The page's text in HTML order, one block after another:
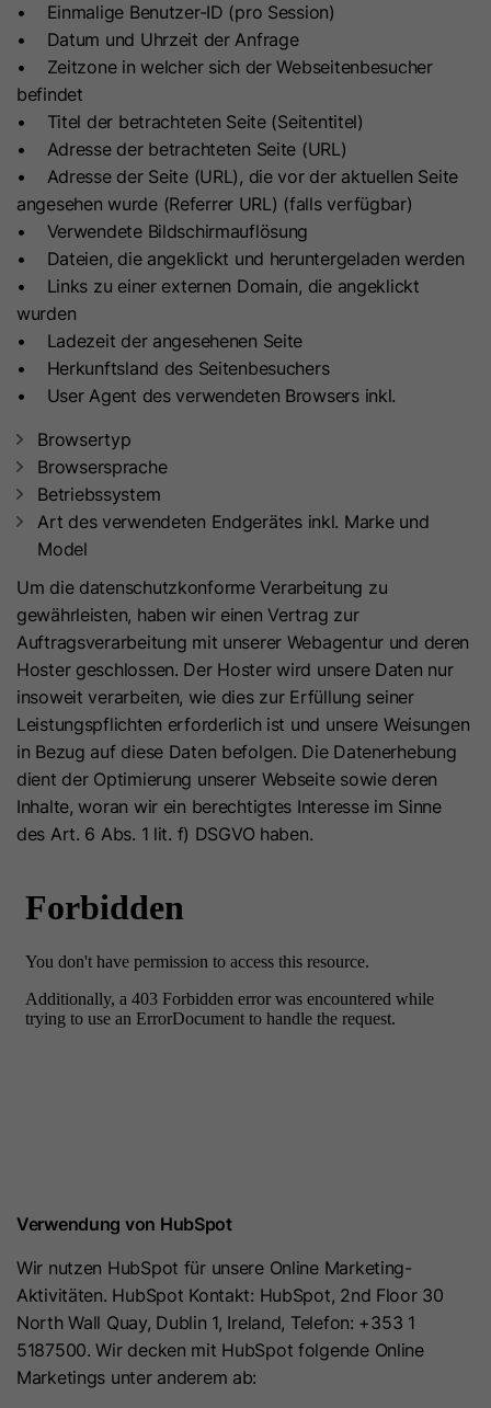
• Einmalige Benutzer-ID (pro Session)
• Datum und Uhrzeit der Anfrage
• Zeitzone in welcher sich der Webseitenbesucher
befindet
• Titel der betrachteten Seite (Seitentitel)
• Adresse der betrachteten Seite (URL)
• Adresse der Seite (URL), die vor der aktuellen Seite
angesehen wurde (Referrer URL) (falls verfügbar)
• Verwendete Bildschirmauflösung
• Dateien, die angeklickt und heruntergeladen werden
• Links zu einer externen Domain, die angeklickt
wurden
• Ladezeit der angesehenen Seite
• Herkunftsland des Seitenbesuchers
• User Agent des verwendeten Browsers inkl.
Browsertyp
Browsersprache
Betriebssystem
Art des verwendeten Endgerätes inkl. Marke und
Model
Um die datenschutzkonforme Verarbeitung zu
gewährleisten, haben wir einen Vertrag zur
Auftragsverarbeitung mit unserer Webagentur und deren
Hoster geschlossen. Der Hoster wird unsere Daten nur
insoweit verarbeiten, wie dies zur Erfüllung seiner
Leistungspflichten erforderlich ist und unsere Weisungen
in Bezug auf diese Daten befolgen. Die Datenerhebung
dient der Optimierung unserer Webseite sowie deren
Inhalte, woran wir ein berechtigtes Interesse im Sinne
des Art. 6 Abs. 1 lit. f) DSGVO haben.
Verwendung von HubSpot
Wir nutzen HubSpot für unsere Online Marketing-
Aktivitäten. HubSpot Kontakt: HubSpot, 2nd Floor 30
North Wall Quay, Dublin 1, Ireland, Telefon: +353 1
5187500. Wir decken mit HubSpot folgende Online
Marketings unter anderem ab:
Zweck
Verwendung von nicht zwingend
erforderlichen Cookies gespeichert.
Name li_mc
Anbieter LinkedIn
Laufzeit 6 Monate
Zweck
Dieses Cookie wird als temporärer
Datenbankabfragen zur Einwilligung
eines Mitglieds in die Verwendung
nicht zwingend erforderlicher Cookies
auf der Kundenseite verfügbar zu
haben, um die Einwilligung auf der
Kundeseite durchsetzen zu können.
Name UID
Anbieter Scorecard research
Laufzeit 720 Tage
Zweck
Dieses Cookie wird für
Marktforschungszwecke und
Nutzerrecherchen verwendet.
Mit diesem Cookie werden die IDs von
Laufzeit 30 Tage
Zweck
Mit diesem Cookie wird gespeichert,
wann eine Synchronisierung mit dem
Cookie „lms_analytics cookie“
stattgefunden hat.
Name __hstc
Anbieter HubSpot
Laufzeit 13 Monate
Zweck
Das Haupt-Cookie für das Besucher-
Tracking. Es enthält die Domain, das
Benutzertoken (utk), den ersten
Zeitstempel (des ersten Besuchs),
den letzten Zeitstempel (des letzten
(für diesen Besuch) und die
Sitzungszahl (erhöht sich mit jeder
nachfolgenden Sitzung).
Name hubspotutk
Anbieter HubSpot
Zweck
Dieses Cookie verfolgt die Identität
eines Besuchers. Dieses Cookie wird
bei der Einsendung eines Formulars
an die HubSpot-Software
übergeben und beim De-duplizieren
von Kontakten verwendet. Es enthält
eine undurchsichtige GUID, um den
aktuellen Besucher darzustellen.
sich mit jedem Seitenaufruf
Sitzungsbeginn-Zeitstempel.
Name __hssrc